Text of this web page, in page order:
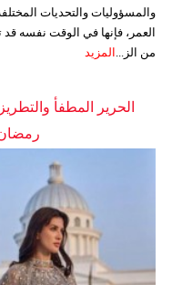
والمسؤوليات والتحديات
العمر، فإنها في الوقت نفسه
من الز...
المزيد
الحرير المطفأ
رمضان 2026 لدى